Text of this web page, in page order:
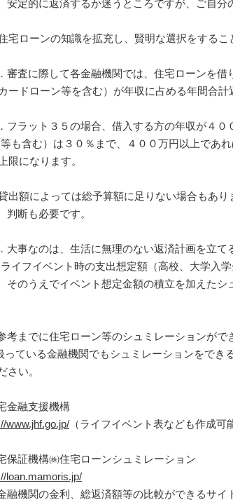
的に返済するか迷うところですが、ご自分の
ローンの知識を拡充し、賢明な選択をするこ
審査に際して各金融機関では、住宅ローンを借
ドローン等を含む）が年収に占める年間合計
フラット３５の場合、借入する方の年収が４０
含む）は３０％まで、４００万円以上であれ
になります。
額によっては総予算額に足りない場合もあり
も必要です。
大事なのは、生活に無理のない返済計画を立て
フイベント時の支出想定額（高校、大学入学
うえでイベント想定金額の積立を加えたシュ
考までに住宅ローン等のシュミレーションが
っている金融機関でもシュミレーションをでき
い。
金融支援機構
www.jhf.go.jp/ （ライフイベント表なども作成可
保証機構㈱住宅ローンシュミレーション
loan.mamoris.jp/
融機関の金利、総返済額等の比較ができるサイ